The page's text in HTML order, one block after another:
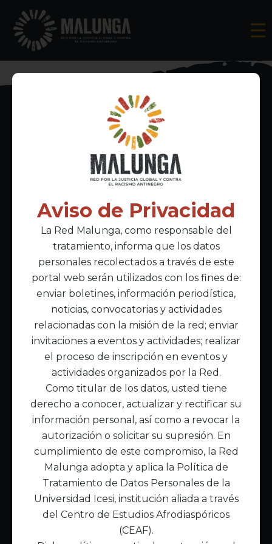
Inscríbete al boletín informativo
Acepto lapolítica de privacidad
Enlaces Principales
Inicio
Acerca de Malunga
Nuestra misión
Quiénes somos
Enlaces de interés
Publicaciones
Noticias
Contáctanos
Política de Tratamiento de Datos
Aviso de Privacidad
La Red Malunga, como responsable del
tratamiento, informa que los datos
personales recolectados a través de este
portal web serán utilizados con los fines de:
enviar boletines, información periodística,
noticias, convocatorias y actividades
relacionadas con la misión de la red; enviar
invitaciones a eventos y actividades; realizar
el proceso de inscripción en eventos y
actividades organizados por la Red.
Como titular de los datos, usted tiene
derecho a conocer, actualizar y rectificar su
información personal, así como a revocar la
autorización o solicitar su supresión. En
cumplimiento de este compromiso, la Red
Malunga adopta y aplica la Política de
Tratamiento de Datos Personales de la
Universidad Icesi, institución aliada a través
del Centro de Estudios Afrodiaspóricos
(CEAF).